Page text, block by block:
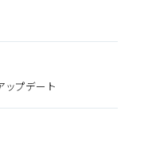
ップデート